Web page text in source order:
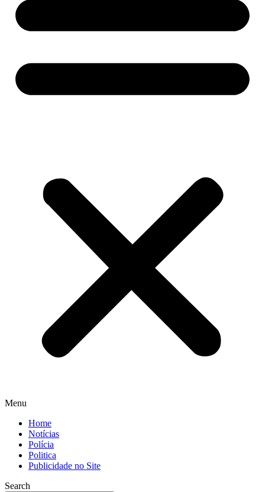
Menu
Home
Notícias
Polícia
Politica
Publicidade no Site
Search